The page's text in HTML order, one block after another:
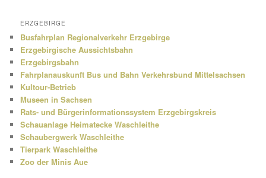
ERZGEBIRGE
Busfahrplan Regionalverkehr Erzgebirge
Erzgebirgische Aussichtsbahn
Erzgebirgsbahn
Fahrplanauskunft Bus und Bahn Verkehrsbund Mittelsachsen
Kultour-Betrieb
Museen in Sachsen
Rats- und Bürgerinformationssystem Erzgebirgskreis
Schauanlage Heimatecke Waschleithe
Schaubergwerk Waschleithe
Tierpark Waschleithe
Zoo der Minis Aue